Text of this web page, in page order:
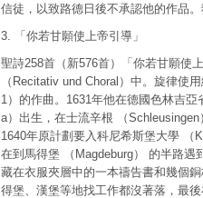
信徒，以致路德日後不承認他的作品
3. 「你若甘願使上帝引導」
聖詩258首（新576首）「你若甘願使
（Recitativ und Choral）中。旋律使
1）的作曲。1631年他在德國色林吉
a）出生，在士流辛根 （
1640年原計劃要入科尼希斯堡大學 （
在到馬得堡 （Magdeburg） 的半路遇
藏在衣服夾層中的一本禱告書和幾個
得堡、漢堡等地找工作都沒著落，最